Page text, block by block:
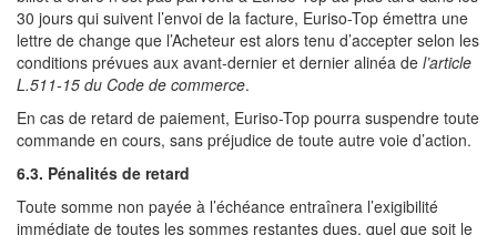
30 jours qui suivent l’envoi de la facture, Euriso-Top émettra une
lettre de change que l’Acheteur est alors tenu d’accepter selon les
conditions prévues aux avant-dernier et dernier alinéa de l’article
L.511-15 du Code de commerce.
En cas de retard de paiement, Euriso-Top pourra suspendre toute
commande en cours, sans préjudice de toute autre voie d’action.
6.3. Pénalités de retard
Toute somme non payée à l’échéance entraînera l’exigibilité
immédiate de toutes les sommes restantes dues, quel que soit le